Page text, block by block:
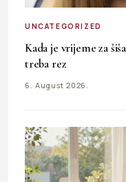
UNCATEGORIZED
Kada je vrijeme za
treba rez
6. August 2026.